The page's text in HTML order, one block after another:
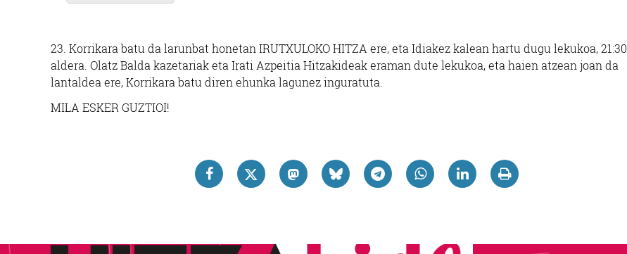
23. Korrikara batu da larunbat honetan IRUTXULOKO HITZA ere, eta Idiakez kalean hartu dugu lekukoa, 21:30
aldera. Olatz Balda kazetariak eta Irati Azpeitia Hitzakideak eraman dute lekukoa, eta haien atzean joan da
lantaldea ere, Korrikara batu diren ehunka lagunez inguratuta.
MILA ESKER GUZTIOI!